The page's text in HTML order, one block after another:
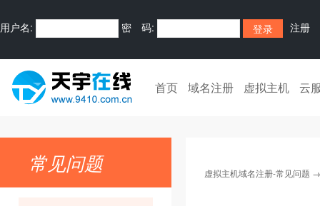
用户名: 密 码: 注册
首页 域名注册 虚拟主机 云
常见问题 虚拟主机域名注册-常见问题